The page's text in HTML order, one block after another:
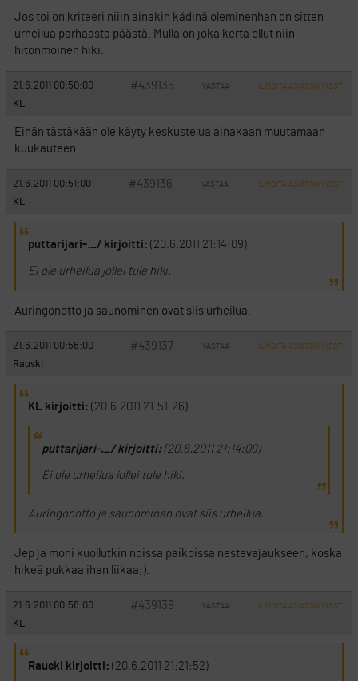
Jos toi on kriteeri niiin ainakin kädinä oleminenhan on sitten
urheilua parhaasta päästä. Mulla on joka kerta ollut niin
hitonmoinen hiki.
21.6.2011 00:50:00 #439135 VASTAA ILMOITA ASIATON VIESTI
KL
Eihän tästäkään ole käyty keskustelua ainakaan muutamaan
kuukauteen….
21.6.2011 00:51:00 #439136 VASTAA ILMOITA ASIATON VIESTI
KL
puttarijari-._/ kirjoitti: (20.6.2011 21:14:09)
Ei ole urheilua jollei tule hiki.
Auringonotto ja saunominen ovat siis urheilua.
21.6.2011 00:56:00 #439137 VASTAA ILMOITA ASIATON VIESTI
Rauski
KL kirjoitti: (20.6.2011 21:51:26)
puttarijari-._/ kirjoitti:(20.6.2011 21:14:09)
Ei ole urheilua jollei tule hiki.
Auringonotto ja saunominen ovat siis urheilua.
Jep ja moni kuollutkin noissa paikoissa nestevajaukseen, koska
hikeä pukkaa ihan liikaa;).
21.6.2011 00:58:00 #439138 VASTAA ILMOITA ASIATON VIESTI
KL
Rauski kirjoitti: (20.6.2011 21:21:52)